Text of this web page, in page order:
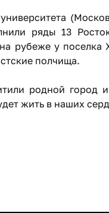
ряды 13
рубеже у
полчища.
родной город
жить в наших